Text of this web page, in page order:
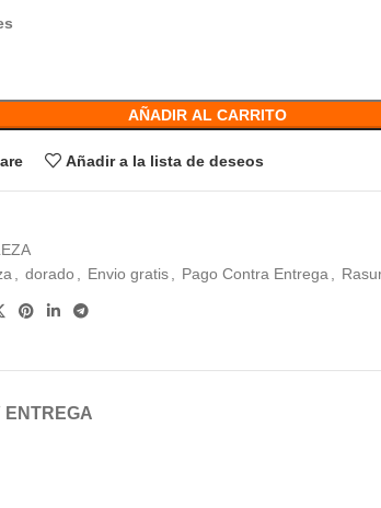
AÑADIR AL CARRITO
Añadir a la lista de deseos
, dorado , Envio gratis, Pago Contra Entrega,
ENTREGA